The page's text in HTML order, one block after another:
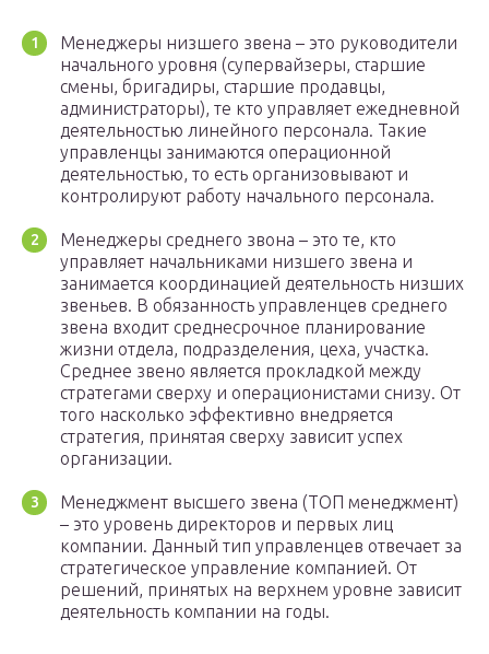
Менеджеры низшего звена – это руководители
начального уровня (супервайзеры, старшие
смены, бригадиры, старшие продавцы,
администраторы), те кто управляет ежедневной
деятельностью линейного персонала. Такие
управленцы занимаются операционной
деятельностью, то есть организовывают и
контролируют работу начального персонала.
Менеджеры среднего звона – это те, кто
управляет начальниками низшего звена и
занимается координацией деятельность низших
звеньев. В обязанность управленцев среднего
звена входит среднесрочное планирование
жизни отдела, подразделения, цеха, участка.
Среднее звено является прокладкой между
стратегами сверху и операционистами снизу. От
того насколько эффективно внедряется
стратегия, принятая сверху зависит успех
организации.
Менеджмент высшего звена (ТОП менеджмент)
– это уровень директоров и первых лиц
компании. Данный тип управленцев отвечает за
стратегическое управление компанией. От
решений, принятых на верхнем уровне зависит
деятельность компании на годы.